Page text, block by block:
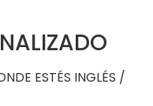
ESTÉS INGLÉS /